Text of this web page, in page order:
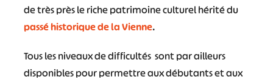
de très près le riche patrimoine culturel hérité du
passé historique de la Vienne.
Tous les niveaux de difficultés sont par ailleurs
disponibles pour permettre aux débutants et aux